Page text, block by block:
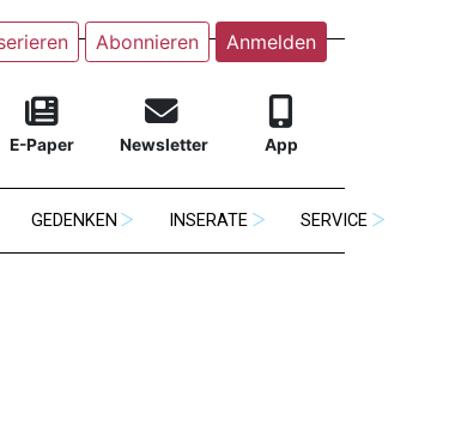
Abonnieren Anmelden
E-Paper Newsletter App
GEDENKEN INSERATE SERVICE